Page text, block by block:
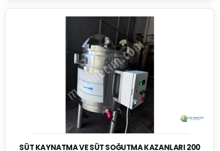
SÜT KAYNATMA VE SÜT SOĞUTMA KAZANLARI 200